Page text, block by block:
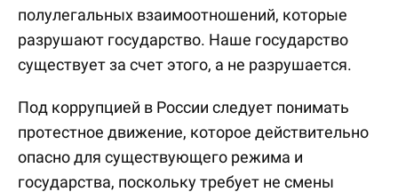
полулегальных взаимоотношений, которые
разрушают государство. Наше государство
существует за счет этого, а не разрушается.
Под коррупцией в России следует понимать
протестное движение, которое действительно
опасно для существующего режима и
государства, поскольку требует не смены